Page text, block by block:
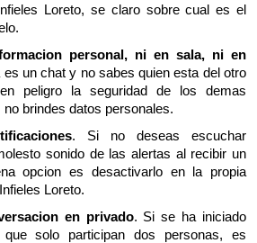
Loreto, se claro sobre cual es el
personal, ni en sala, ni en
es un chat y no sabes quien esta del otro
peligro la seguridad de los demas
brindes datos personales.
. Si no deseas escuchar
sonido de las alertas al recibir un
opcion es desactivarlo en la propia
Loreto.
en privado. Si se ha iniciado
solo participan dos personas, es